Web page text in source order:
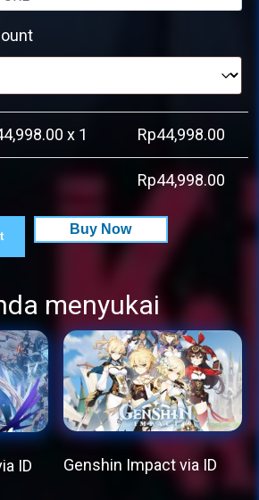
x 1 Rp44,998.00
Rp44,998.00
Buy Now
menyukai
ID
Genshin Impact via ID